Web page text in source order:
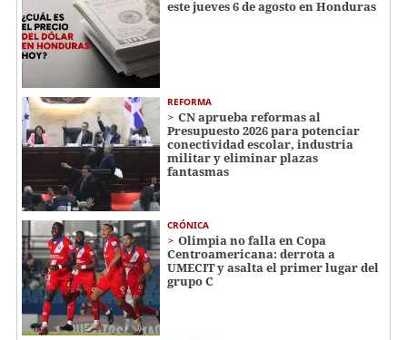
este jueves 6 de agosto en Honduras
REFORMA
CN aprueba reformas al
Presupuesto 2026 para potenciar
conectividad escolar, industria
militar y eliminar plazas
fantasmas
CRÓNICA
Olimpia no falla en Copa
Centroamericana: derrota a
UMECIT y asalta el primer lugar del
grupo C